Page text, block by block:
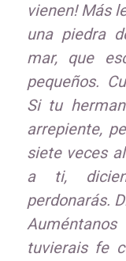
vienen! Más
una piedra
mar, que
pequeños.
Si tu
arrepiente,
siete veces
a ti,
perdonarás.
tuvierais fe